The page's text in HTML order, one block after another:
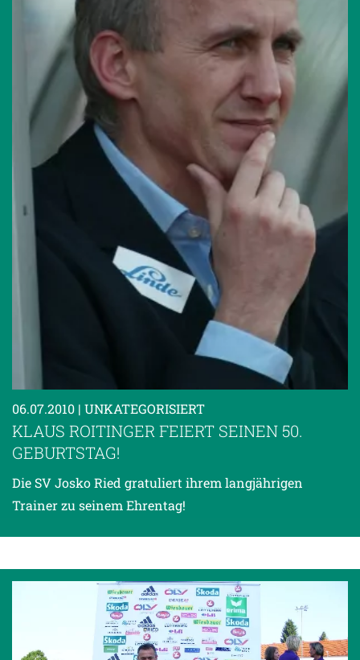
06.07.2010 | UNKATEGORISIERT
KLAUS ROITINGER FEIERT SEINEN 50.
GEBURTSTAG!
Die SV Josko Ried gratuliert ihrem langjährigen
Trainer zu seinem Ehrentag!